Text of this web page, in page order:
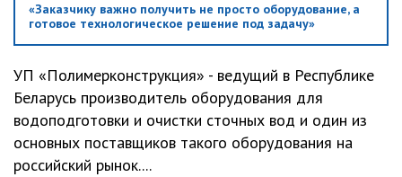
«Заказчику важно получить не просто оборудование, а
готовое технологическое решение под задачу»
УП «Полимерконструкция» - ведущий в Республике
Беларусь производитель оборудования для
водоподготовки и очистки сточных вод и один из
основных поставщиков такого оборудования на
российский рынок....